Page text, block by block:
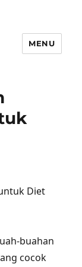
MENU
Diet
buahan
cocok